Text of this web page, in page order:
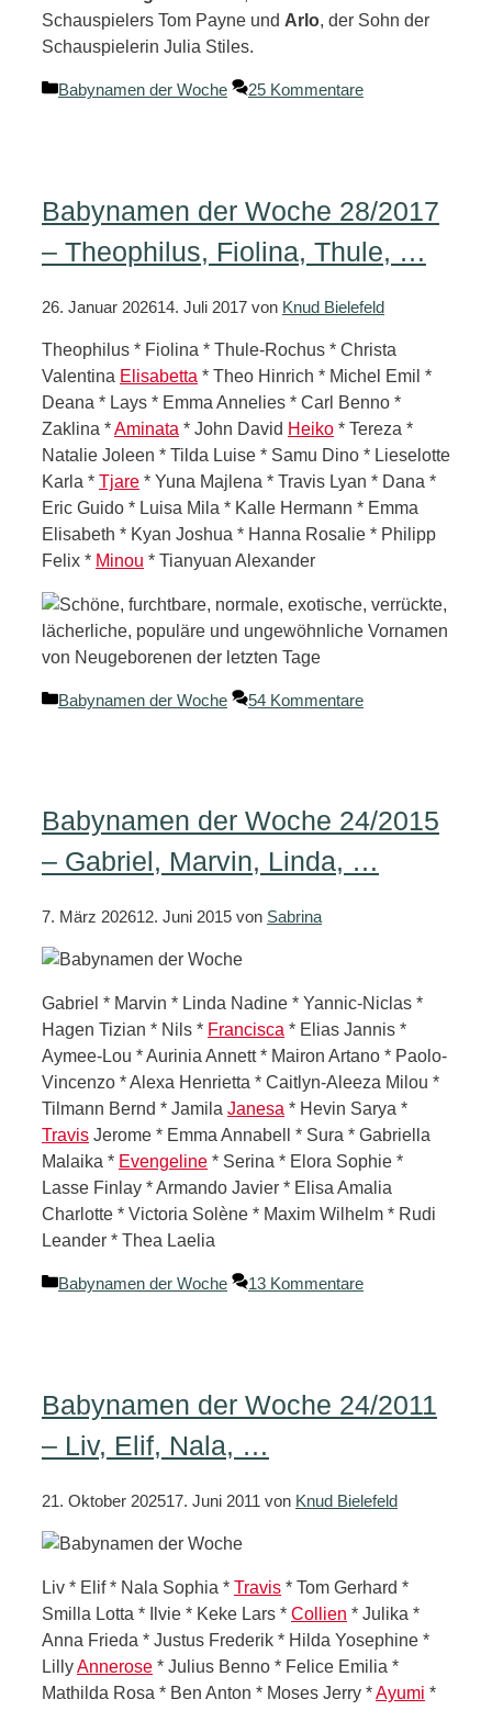
Schauspielers Tom Payne und Arlo, der Sohn der
Schauspielerin Julia Stiles.
Kategorien
Babynamen der Woche 25 Kommentare
Babynamen der Woche 28/2017
– Theophilus, Fiolina, Thule, …
26. Januar 202614. Juli 2017 von Knud Bielefeld
Theophilus * Fiolina * Thule-Rochus * Christa
Valentina Elisabetta * Theo Hinrich * Michel Emil *
Deana * Lays * Emma Annelies * Carl Benno *
Zaklina *Aminata * John David Heiko * Tereza *
Natalie Joleen * Tilda Luise * Samu Dino * Lieselotte
Karla * Tjare * Yuna Majlena * Travis Lyan * Dana *
Eric Guido * Luisa Mila * Kalle Hermann * Emma
Elisabeth * Kyan Joshua * Hanna Rosalie * Philipp
Felix * Minou * Tianyuan Alexander
Kategorien
Babynamen der Woche 54 Kommentare
Babynamen der Woche 24/2015
– Gabriel, Marvin, Linda, …
7. März 202612. Juni 2015 von Sabrina
Gabriel * Marvin * Linda Nadine * Yannic-Niclas *
Hagen Tizian * Nils * Francisca * Elias Jannis *
Aymee-Lou * Aurinia Annett * Mairon Artano * Paolo-
Vincenzo * Alexa Henrietta * Caitlyn-Aleeza Milou *
Tilmann Bernd * Jamila Janesa * Hevin Sarya *
Travis Jerome * Emma Annabell * Sura * Gabriella
Malaika * Evengeline * Serina * Elora Sophie *
Lasse Finlay * Armando Javier * Elisa Amalia
Charlotte * Victoria Solène * Maxim Wilhelm * Rudi
Leander * Thea Laelia
Kategorien
Babynamen der Woche 13 Kommentare
Babynamen der Woche 24/2011
– Liv, Elif, Nala, …
21. Oktober 202517. Juni 2011 von Knud Bielefeld
Liv * Elif * Nala Sophia * Travis * Tom Gerhard *
Smilla Lotta * Ilvie * Keke Lars * Collien * Julika *
Anna Frieda * Justus Frederik * Hilda Yosephine *
LillyAnnerose * Julius Benno * Felice Emilia *
Mathilda Rosa * Ben Anton * Moses Jerry *Ayumi *